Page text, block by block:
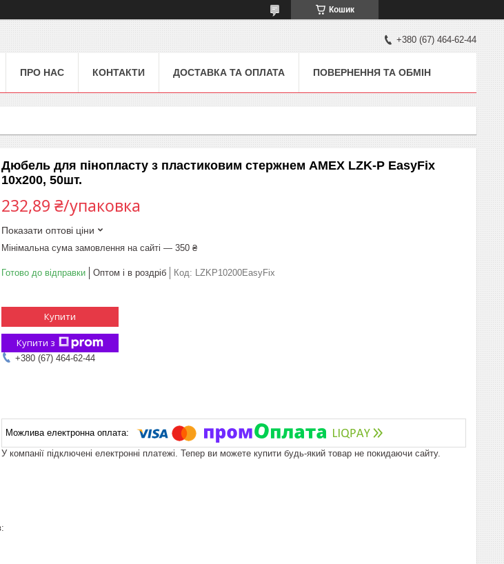
Кошик
+380 (67) 464-62-44
ПРО НАС КОНТАКТИ ДОСТАВКА ТА ОПЛАТА ПОВЕРНЕННЯ ТА ОБМІН
Дюбель для пінопласту з пластиковим стержнем AMEX LZK-P EasyFix
10х200, 50шт.
232,89 ₴/упаковка
Показати оптові ціни
Мінімальна сума замовлення на сайті — 350 ₴
Готово до відправки Оптом і в роздріб Код: LZKP10200EasyFix
Купити
Купити з
+380 (67) 464-62-44
У компанії підключені електронні платежі. Тепер ви можете купити будь-який товар не покидаючи сайту.